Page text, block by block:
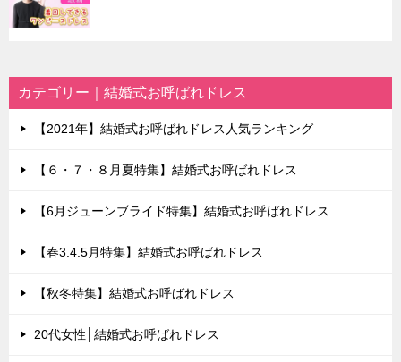
カテゴリー｜結婚式お呼ばれドレス
【2021年】結婚式お呼ばれドレス人気ランキング
【６・７・８月夏特集】結婚式お呼ばれドレス
【6月ジューンブライド特集】結婚式お呼ばれドレス
【春3.4.5月特集】結婚式お呼ばれドレス
【秋冬特集】結婚式お呼ばれドレス
20代女性│結婚式お呼ばれドレス